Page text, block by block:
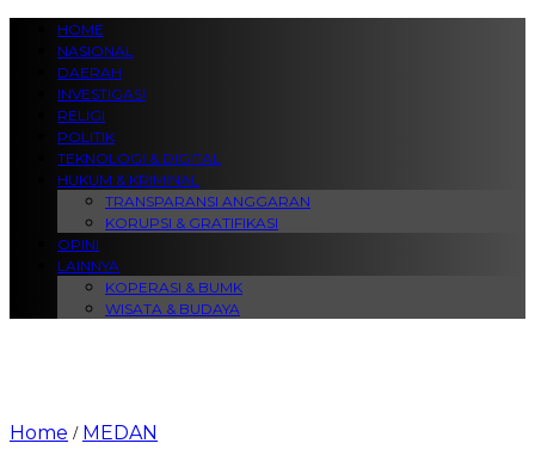
HOME
NASIONAL
DAERAH
INVESTIGASI
RELIGI
POLITIK
TEKNOLOGI & DIGITAL
HUKUM & KRIMINAL
TRANSPARANSI ANGGARAN
KORUPSI & GRATIFIKASI
OPINI
LAINNYA
KOPERASI & BUMK
WISATA & BUDAYA
Home / MEDAN